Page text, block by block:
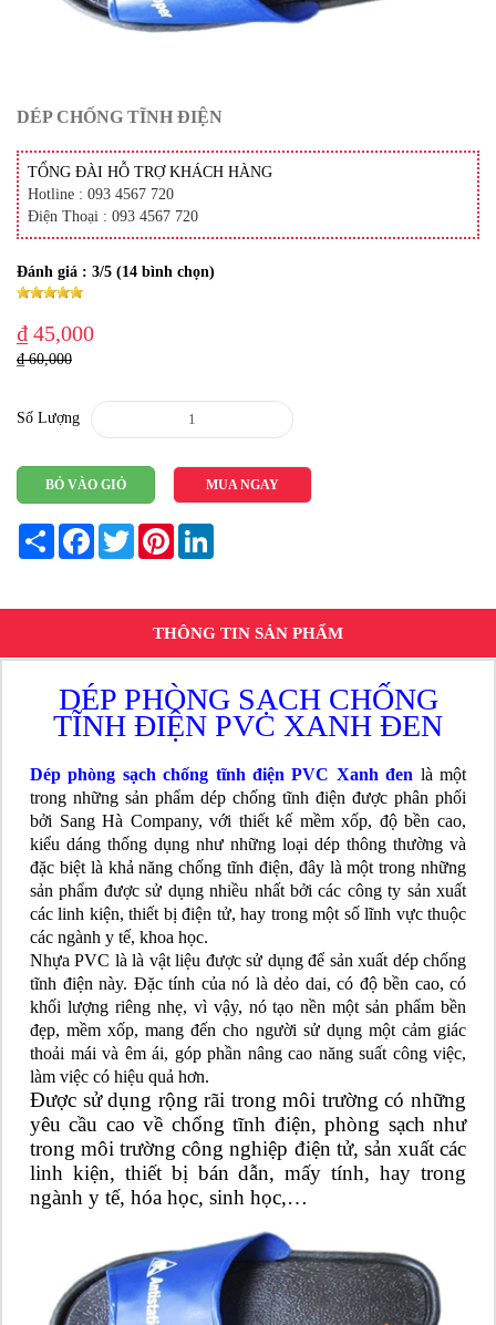
DÉP CHỐNG TĨNH ĐIỆN
TỔNG ĐÀI HỖ TRỢ KHÁCH HÀNG
Hotline : 093 4567 720
Điện Thoại : 093 4567 720
Đánh giá : 3/5 (14 bình chọn)
₫ 45,000
₫ 60,000
Số Lượng
BỎ VÀO GIỎ MUA NGAY
Share FacebookTwitterPinterest
THÔNG TIN SẢN PHẨM
DÉP PHÒNG SẠCH CHỐNG
TĨNH ĐIỆN PVC XANH ĐEN
Dép phòng sạch chống tĩnh điện PVC Xanh đen là một
trong những sản phẩm dép chống tĩnh điện được phân phối
bởi Sang Hà Company, với thiết kế mềm xốp, độ bền cao,
kiểu dáng thống dụng như những loại dép thông thường và
đặc biệt là khả năng chống tĩnh điện, đây là một trong những
sản phẩm được sử dụng nhiều nhất bởi các công ty sản xuất
các linh kiện, thiết bị điện tử, hay trong một số lĩnh vực thuộc
các ngành y tế, khoa học.
Nhựa PVC là là vật liệu được sử dụng để sản xuất dép chống
tĩnh điện này. Đặc tính của nó là dẻo dai, có độ bền cao, có
khối lượng riêng nhẹ, vì vậy, nó tạo nền một sản phẩm bền
đẹp, mềm xốp, mang đến cho người sử dụng một cảm giác
thoải mái và êm ái, góp phần nâng cao năng suất công việc,
làm việc có hiệu quả hơn.
Được sử dụng rộng rãi trong môi trường có những
yêu cầu cao về chống tĩnh điện, phòng sạch như
trong môi trường công nghiệp điện tử, sản xuất các
linh kiện, thiết bị bán dẫn, mấy tính, hay trong
ngành y tế, hóa học, sinh học,…